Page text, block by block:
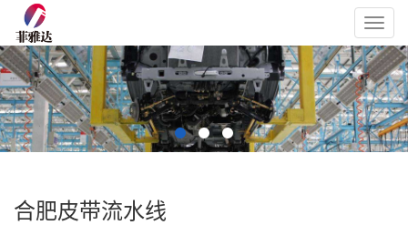
合肥皮带流水线